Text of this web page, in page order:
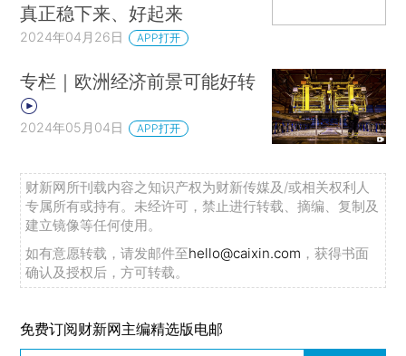
真正稳下来、好起来
2024年04月26日 APP打开
专栏｜欧洲经济前景可能好转
2024年05月04日 APP打开
财新网所刊载内容之知识产权为财新传媒及/或相关权利人
专属所有或持有。未经许可，禁止进行转载、摘编、复制及
建立镜像等任何使用。
如有意愿转载，请发邮件至hello@caixin.com ，获得书面
确认及授权后，方可转载。
免费订阅财新网主编精选版电邮